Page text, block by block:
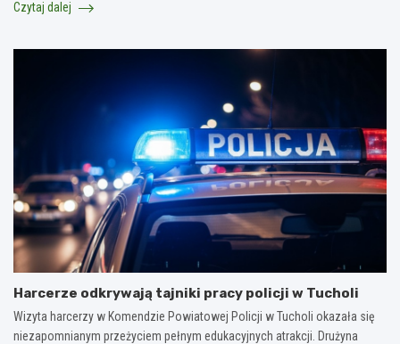
Czytaj dalej
Harcerze odkrywają tajniki pracy policji w Tucholi
Wizyta harcerzy w Komendzie Powiatowej Policji w Tucholi okazała się
niezapomnianym przeżyciem pełnym edukacyjnych atrakcji. Drużyna